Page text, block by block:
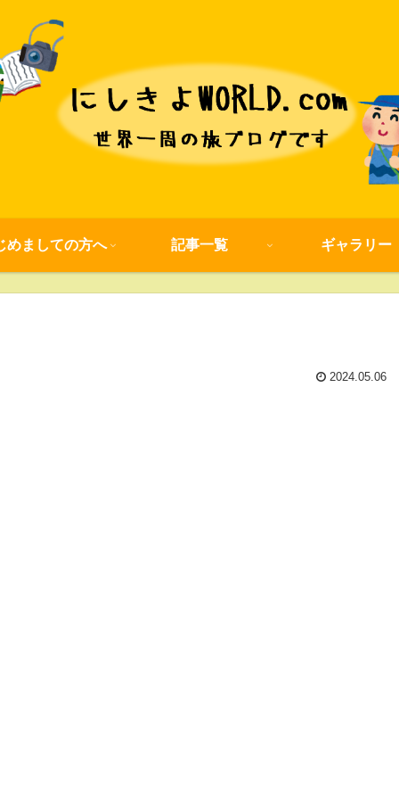
めましての方へ 記事一覧 ギャラリー
2024.05.06